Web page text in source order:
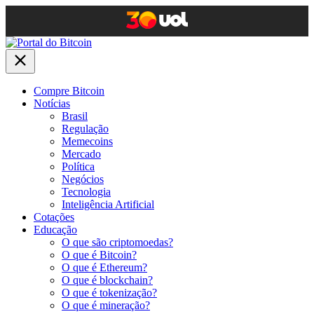
Compre Bitcoin
Notícias
Brasil
Regulação
Memecoins
Mercado
Política
Negócios
Tecnologia
Inteligência Artificial
Cotações
Educação
O que são criptomoedas?
O que é Bitcoin?
O que é Ethereum?
O que é blockchain?
O que é tokenização?
O que é mineração?